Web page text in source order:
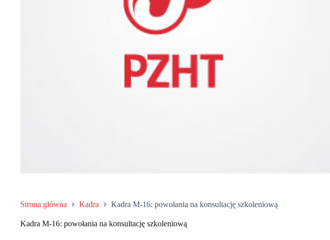
Strona główna Kadra Kadra M-16: powołania na konsultację szkoleniową
Kadra M-16: powołania na konsultację szkoleniową